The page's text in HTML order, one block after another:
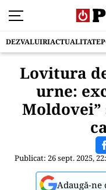
DEZVALUIRIACTUALITATE
Lovitura
urne:
Publicat: 26 sept. 2025,
Adaugă-ne